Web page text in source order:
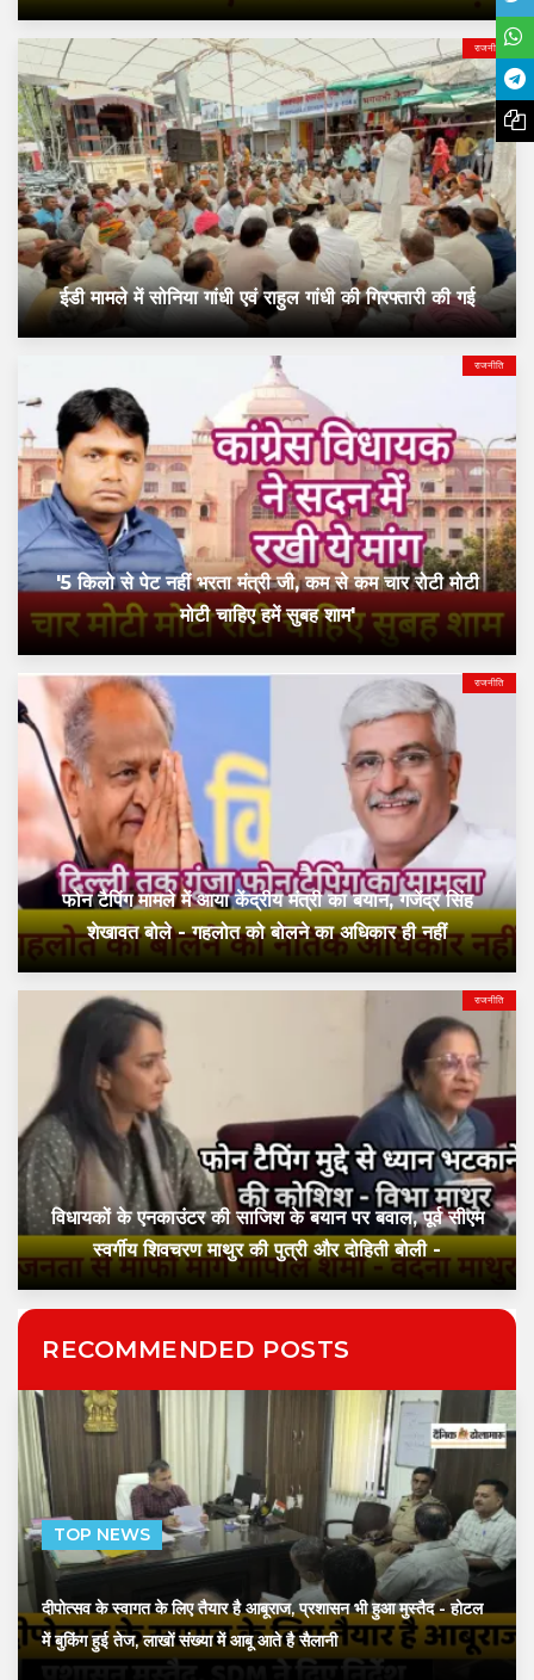
राजनीति
ईडी मामले में सोनिया गांधी एवं राहुल गांधी की गिरफ्तारी की गई
राजनीति
'5 किलो से पेट नहीं भरता मंत्री जी, कम से कम चार रोटी मोटी
मोटी चाहिए हमें सुबह शाम'
राजनीति
फोन टैपिंग मामले में आया केंद्रीय मंत्री का बयान, गजेंद्र सिंह
शेखावत बोले - गहलोत को बोलने का अधिकार ही नहीं
राजनीति
विधायकों के एनकाउंटर की साजिश के बयान पर बवाल, पूर्व सीएम
स्वर्गीय शिवचरण माथुर की पुत्री और दोहिती बोली -
RECOMMENDED POSTS
TOP NEWS
दीपोत्सव के स्वागत के लिए तैयार है आबूराज, प्रशासन भी हुआ मुस्तैद- होटल
में बुकिंग हुई तेज, लाखों संख्या में आबू आते है सैलानी